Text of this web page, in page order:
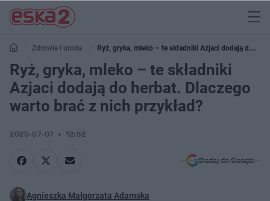
Zdrowie i uroda
Ryż, gryka, mleko – te składniki Azjaci dodają do
herbat. Dlaczego warto brać z nich przykład?
Ryż, gryka, mleko – te składniki
Azjaci dodają do herbat. Dlaczego
warto brać z nich przykład?
2025-07-07 12:52
Dodaj do Google
Agnieszka Małgorzata Adamska